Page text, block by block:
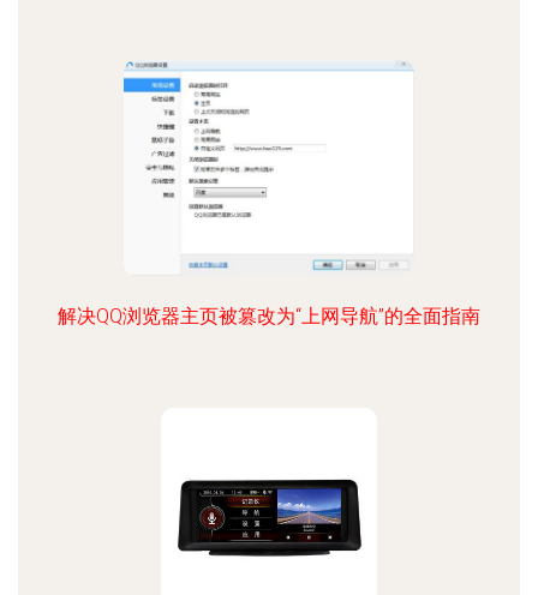
解决QQ浏览器主页被篡改为“上网导航”的全面指南